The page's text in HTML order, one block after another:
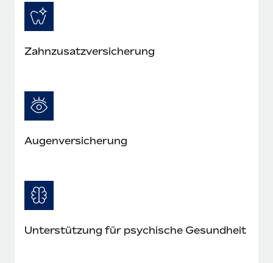
Zahnzusatzversicherung
Augenversicherung
Unterstützung für psychische Gesundheit